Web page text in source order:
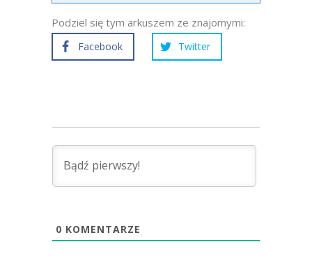
Podziel się tym arkuszem ze znajomymi:
Facebook Twitter
0 KOMENTARZE